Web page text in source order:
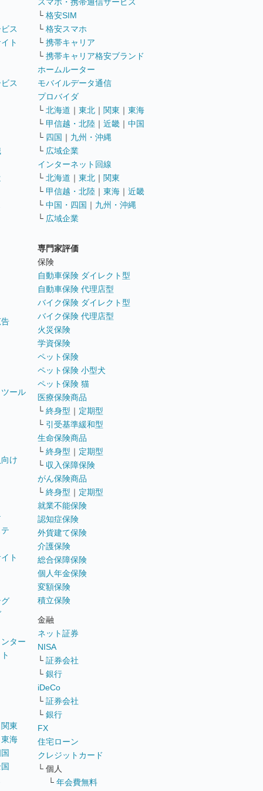
ス
ト
ス
ール
け
ト
ター
関東
東海
└ 格安SIM
└ 格安スマホ
└ 携帯キャリア
└ 携帯キャリア格安ブランド
ホームルーター
モバイルデータ通信
プロバイダ
└ 北海道 ｜ 東北 ｜ 関東 ｜ 東海
└ 甲信越・北陸 ｜ 近畿 ｜ 中国
└ 四国 ｜ 九州・沖縄
└ 広域企業
インターネット回線
└ 北海道 ｜ 東北 ｜ 関東
└ 甲信越・北陸 ｜ 東海 ｜ 近畿
└ 中国・四国 ｜ 九州・沖縄
└ 広域企業
専門家評価
保険
自動車保険 ダイレクト型
自動車保険 代理店型
バイク保険 ダイレクト型
バイク保険 代理店型
火災保険
学資保険
ペット保険
ペット保険 小型犬
ペット保険 猫
医療保険商品
└ 終身型 ｜ 定期型
└ 引受基準緩和型
生命保険商品
└ 終身型 ｜ 定期型
└ 収入保障保険
がん保険商品
└ 終身型 ｜ 定期型
就業不能保険
認知症保険
外貨建て保険
介護保険
総合保障保険
個人年金保険
変額保険
積立保険
金融
ネット証券
NISA
└ 証券会社
└ 銀行
iDeCo
└ 証券会社
└ 銀行
FX
住宅ローン
クレジットカード
└ 個人
└ 年会費無料